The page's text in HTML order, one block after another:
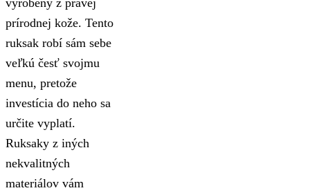
prírodnej kože. Tento
ruksak robí sám sebe
veľkú česť svojmu
menu, pretože
investícia do neho sa
určite vyplatí.
Ruksaky z iných
nekvalitných
materiálov vám